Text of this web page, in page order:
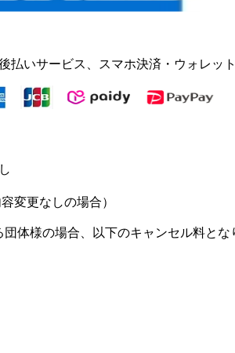
払いサービス、スマホ決済・ウォレット
変更なしの場合）
体様の場合、以下のキャンセル料とな